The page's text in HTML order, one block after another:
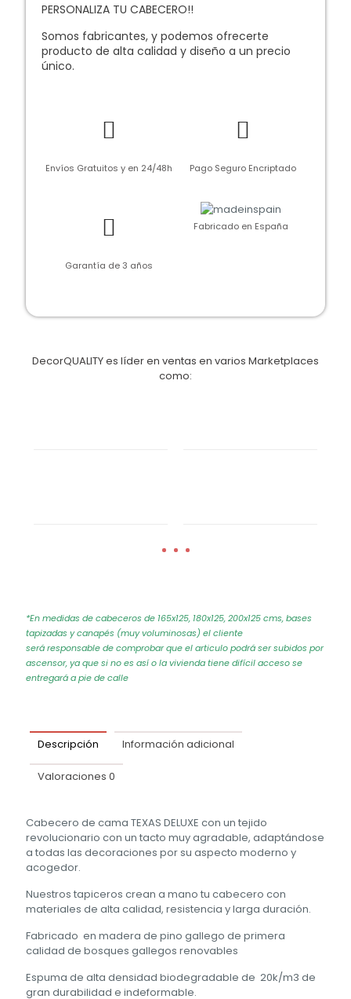
PERSONALIZA TU CABECERO!!
Somos fabricantes, y podemos ofrecerte
producto de alta calidad y diseño a un precio
único.
Envíos Gratuitos y en 24/48h Pago Seguro Encriptado
Garantía de 3 años
Fabricado en España
DecorQUALITY es líder en ventas en varios Marketplaces
como:
*En medidas de cabeceros de 165x125, 180x125, 200x125 cms, bases
tapizadas y canapés (muy voluminosas) el cliente
será responsable de comprobar que el articulo podrá ser subidos por
ascensor, ya que si no es así o la vivienda tiene difícil acceso se
entregará a pie de calle
Descripción Información adicional
Valoraciones 0
Cabecero de cama TEXAS DELUXE con un tejido
revolucionario con un tacto muy agradable, adaptándose
a todas las decoraciones por su aspecto moderno y
acogedor.
Nuestros tapiceros crean a mano tu cabecero con
materiales de alta calidad, resistencia y larga duración.
Fabricado en madera de pino gallego de primera
calidad de bosques gallegos renovables
Espuma de alta densidad biodegradable de 20k/m3 de
gran durabilidad e indeformable.